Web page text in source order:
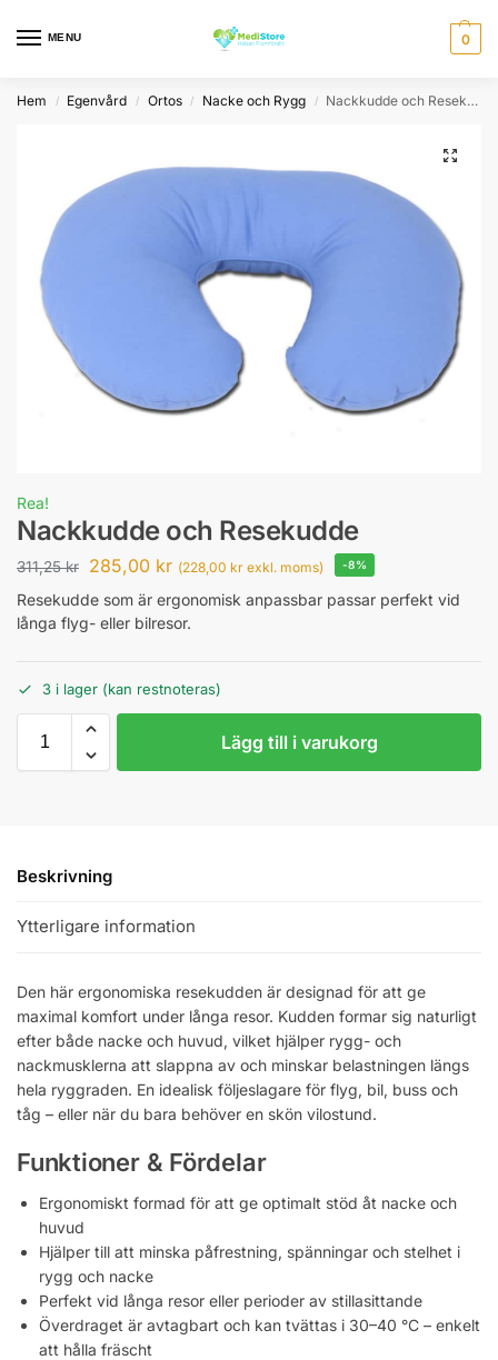
MENU 0
Hem / Egenvård / Ortos / Nacke och Rygg / Nackkudde och Resekudde
Rea!
Nackkudde och Resekudde
311,25kr 285,00 kr (228,00 kr exkl. moms) -8%
Resekudde som är ergonomisk anpassbar passar perfekt vid
långa flyg- eller bilresor.
3 i lager (kan restnoteras)
Lägg till i varukorg
Beskrivning
Ytterligare information
Den här ergonomiska resekudden är designad för att ge
maximal komfort under långa resor. Kudden formar sig naturligt
efter både nacke och huvud, vilket hjälper rygg- och
nackmusklerna att slappna av och minskar belastningen längs
hela ryggraden. En idealisk följeslagare för flyg, bil, buss och
tåg – eller när du bara behöver en skön vilostund.
Funktioner & Fördelar
Ergonomiskt formad för att ge optimalt stöd åt nacke och
huvud
Hjälper till att minska påfrestning, spänningar och stelhet i
rygg och nacke
Perfekt vid långa resor eller perioder av stillasittande
Överdraget är avtagbart och kan tvättas i 30–40 °C – enkelt
att hålla fräscht